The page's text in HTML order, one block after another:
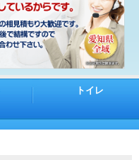
トイレ